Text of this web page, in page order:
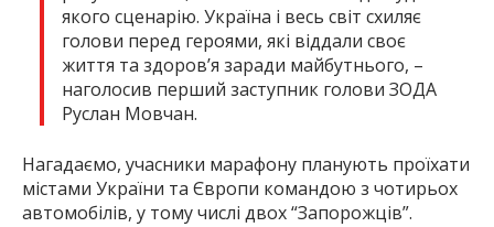
якого сценарію. Україна і весь світ схиляє
голови перед героями, які віддали своє
життя та здоров’я заради майбутнього, –
наголосив перший заступник голови ЗОДА
Руслан Мовчан.
Нагадаємо, учасники марафону планують проїхати
містами України та Європи командою з чотирьох
автомобілів, у тому числі двох “Запорожців”.